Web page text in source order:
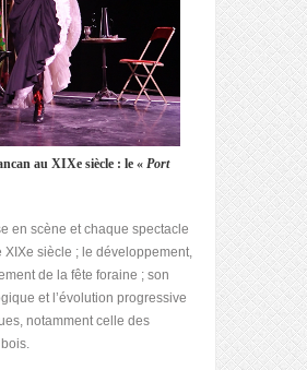
au XIXe siècle : le « Port
en scène et chaque spectacle
XIXe siècle ; le développement,
de la fête foraine ; son
et l’évolution progressive
notamment celle des